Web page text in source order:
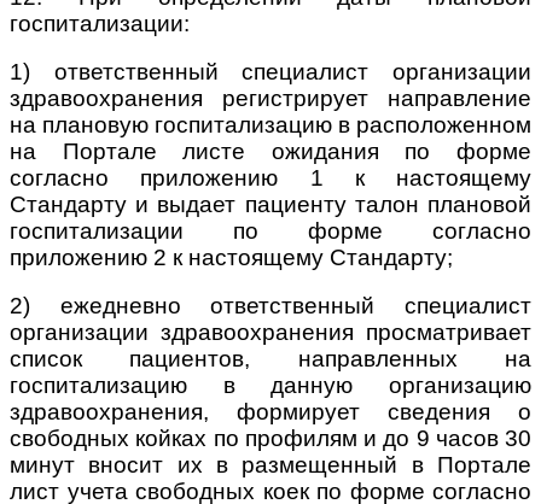
госпитализации:
1) ответственный специалист организации
здравоохранения регистрирует направление
на плановую госпитализацию в расположенном
на Портале листе ожидания по форме
согласно приложению 1 к настоящему
Стандарту и выдает пациенту талон плановой
госпитализации по форме согласно
приложению 2 к настоящему Стандарту;
2) ежедневно ответственный специалист
организации здравоохранения просматривает
список пациентов, направленных на
госпитализацию в данную организацию
здравоохранения, формирует сведения о
свободных койках по профилям и до 9 часов 30
минут вносит их в размещенный в Портале
лист учета свободных коек по форме согласно